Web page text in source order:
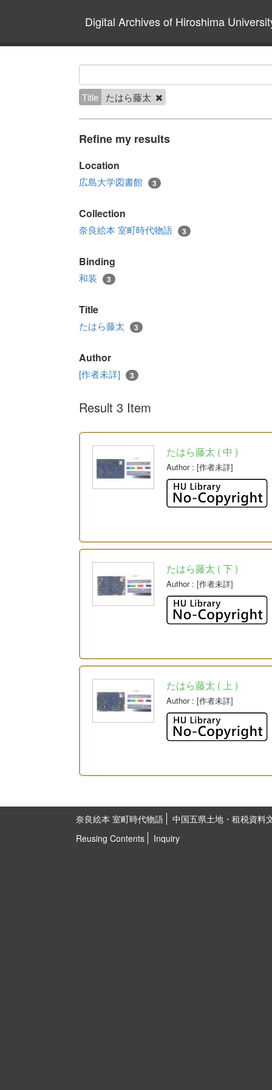
Digital Archives of Hiroshima
Title たはら藤太
Refine my results
Location
広島大学図書館 3
Collection
奈良絵本 室町時代物語 3
Binding
和装 3
Title
たはら藤太 3
Author
[作者未詳] 3
Result 3 Item
たはら藤太 ( 中 )
Author: [作者未詳]
たはら藤太 ( 下 )
Author: [作者未詳]
たはら藤太 ( 上 )
Author: [作者未詳]
奈良絵本 室町時代物語
中国五県土地・租税資料
Reusing Contents
Inquiry